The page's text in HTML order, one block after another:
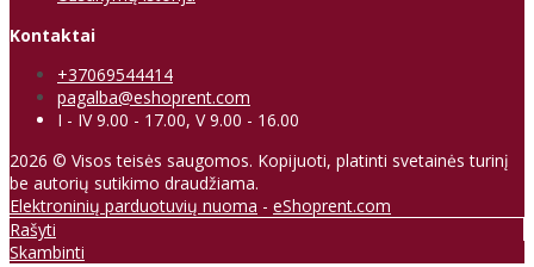
Kontaktai
+37069544414
pagalba@eshoprent.com
I - IV 9.00 - 17.00, V 9.00 - 16.00
2026 © Visos teisės saugomos. Kopijuoti, platinti svetainės turinį
be autorių sutikimo draudžiama.
Elektroninių parduotuvių nuoma - eShoprent.com
Rašyti
Skambinti